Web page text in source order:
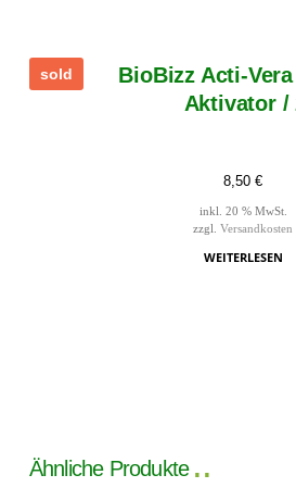
sold
BioBizz Acti-
Aktivator /
8,50 €
inkl. 20 % MwSt.
zzgl. Versandkosten
WEITERLESEN
Ähnliche Produkte